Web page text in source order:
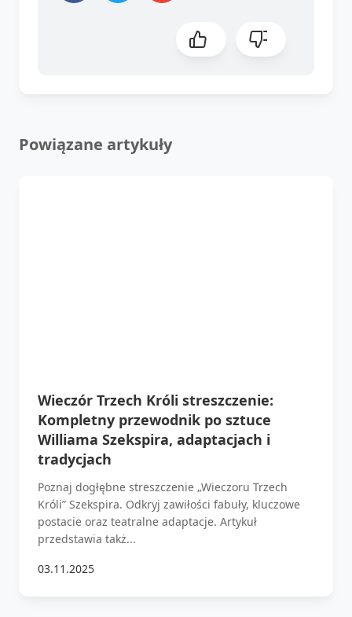
Powiązane artykuły
Wieczór Trzech Króli streszczenie:
Kompletny przewodnik po sztuce
Williama Szekspira, adaptacjach i
tradycjach
Poznaj dogłębne streszczenie „Wieczoru Trzech
Króli” Szekspira. Odkryj zawiłości fabuły, kluczowe
postacie oraz teatralne adaptacje. Artykuł
przedstawia takż...
03.11.2025